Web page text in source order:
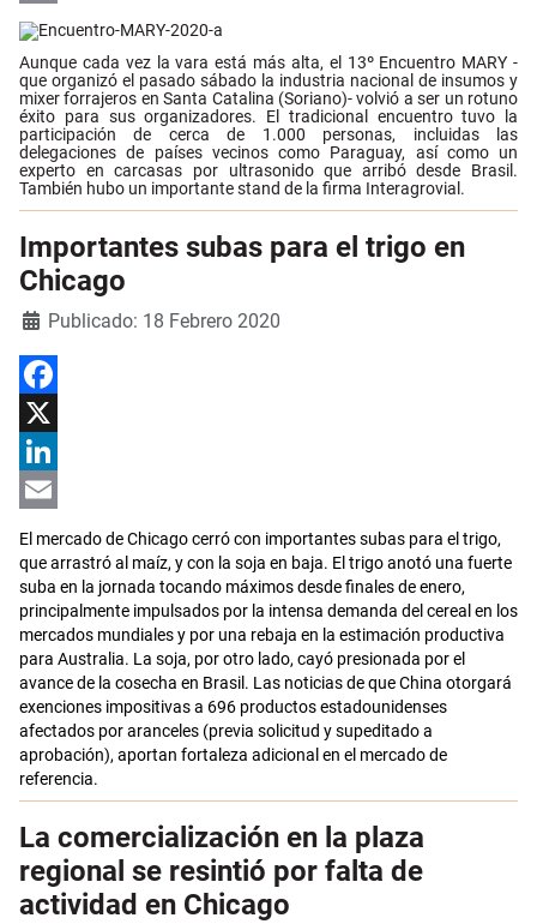
Email
Aunque cada vez la vara está más alta, el 13º Encuentro MARY -
que organizó el pasado sábado la industria nacional de insumos y
mixer forrajeros en Santa Catalina (Soriano)- volvió a ser un rotuno
éxito para sus organizadores. El tradicional encuentro tuvo la
participación de cerca de 1.000 personas, incluidas las
delegaciones de países vecinos como Paraguay, así como un
experto en carcasas por ultrasonido que arribó desde Brasil.
También hubo un importante stand de la firma Interagrovial.
Importantes subas para el trigo en
Chicago
DetallesPublicado: 18 Febrero 2020
Facebook
X
LinkedIn
Email
El mercado de Chicago cerró con importantes subas para el trigo,
que arrastró al maíz, y con la soja en baja. El trigo anotó una fuerte
suba en la jornada tocando máximos desde finales de enero,
principalmente impulsados por la intensa demanda del cereal en los
mercados mundiales y por una rebaja en la estimación productiva
para Australia. La soja, por otro lado, cayó presionada por el
avance de la cosecha en Brasil. Las noticias de que China otorgará
exenciones impositivas a 696 productos estadounidenses
afectados por aranceles (previa solicitud y supeditado a
aprobación), aportan fortaleza adicional en el mercado de
referencia.
La comercialización en la plaza
regional se resintió por falta de
actividad en Chicago